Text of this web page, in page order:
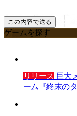
ゲームを探す
リリース 巨大
ーム『終末の